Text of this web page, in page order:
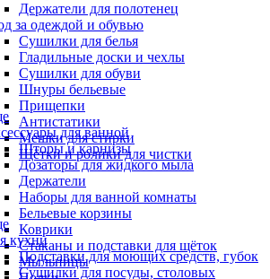
Держатели для полотенец
за одеждой и обувью
Сушилки для белья
Гладильные доски и чехлы
Сушилки для обуви
Шнуры бельевые
Прищепки
Антистатики
Мешки для стирки
Щётки и ролики для чистки
для ванной
Шторы и карнизы
Дозаторы для жидкого мыла
Держатели
Наборы для ванной комнаты
Бельевые корзины
Коврики
Стаканы и подставки для щёток
Мыльницы
кухни
Подставки для моющих средств, губок
Сушилки для посуды, столовых